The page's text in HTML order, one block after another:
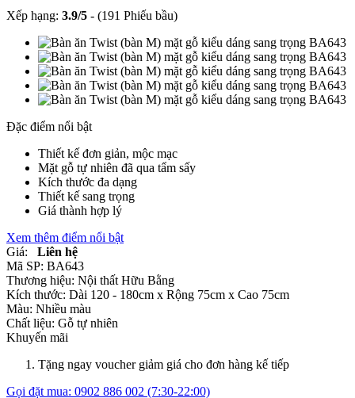
Xếp hạng: 3.9/5 - (191 Phiếu bầu)
Đặc điểm nổi bật
Thiết kế đơn giản, mộc mạc
Mặt gỗ tự nhiên đã qua tẩm sấy
Kích thước đa dạng
Thiết kế sang trọng
Giá thành hợp lý
Xem thêm điểm nổi bật
Giá:
Liên hệ
Mã SP: BA643
Thương hiệu: Nội thất Hữu Bằng
Kích thước: Dài 120 - 180cm x Rộng 75cm x Cao 75cm
Màu: Nhiều màu
Chất liệu: Gỗ tự nhiên
Khuyến mãi
Tặng ngay voucher giảm giá cho đơn hàng kế tiếp
Gọi đặt mua: 0902 886 002 (7:30-22:00)